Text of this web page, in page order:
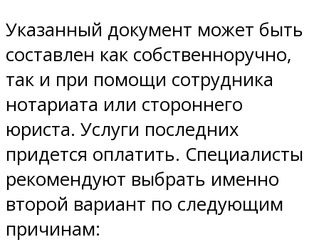
Указанный документ может быть
составлен как собственноручно,
так и при помощи сотрудника
нотариата или стороннего
юриста. Услуги последних
придется оплатить. Специалисты
рекомендуют выбрать именно
второй вариант по следующим
причинам: